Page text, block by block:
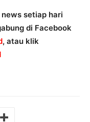
setiap hari
di Facebook
, atau klik